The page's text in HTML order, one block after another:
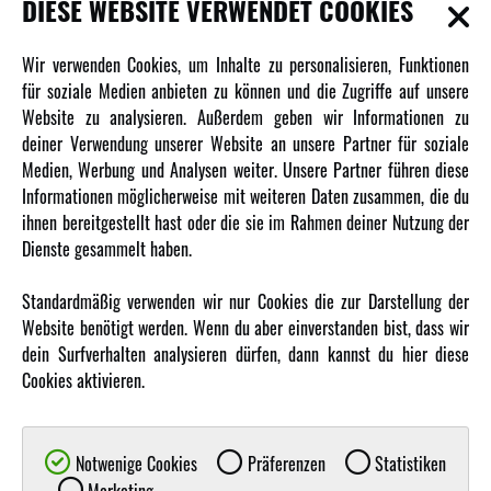
Newsletter
Über uns
Karriere
Amewi Kataloge
MEHR VON AMEWI
AMXRacing - Qualitäts RC-Zubehör
Amewi Construction - Nutzfahrzeuge
Malinos - Die kreative Seite von Amewi
Werden Sie Amewi Händler
DIESE WEBSITE VERWENDET COOKIES
Wir verwenden Cookies, um Inhalte zu personalisieren, Funktionen
für soziale Medien anbieten zu können und die Zugriffe auf unsere
Website zu analysieren. Außerdem geben wir Informationen zu
deiner Verwendung unserer Website an unsere Partner für soziale
Medien, Werbung und Analysen weiter. Unsere Partner führen diese
Informationen möglicherweise mit weiteren Daten zusammen, die du
ihnen bereitgestellt hast oder die sie im Rahmen deiner Nutzung der
Dienste gesammelt haben.
Standardmäßig verwenden wir nur Cookies die zur Darstellung der
Website benötigt werden. Wenn du aber einverstanden bist, dass wir
dein Surfverhalten analysieren dürfen, dann kannst du hier diese
Cookies aktivieren.
Notwenige Cookies Präferenzen
Statistiken